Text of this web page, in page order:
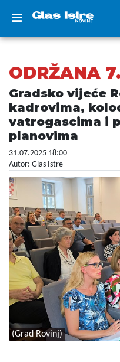
ODRŽANA
Gradsko vijeće
kadrovima,
vatrogascima i
planovima
31.07.2025 18:00
Autor: Glas Istre
(Grad Rovinj)